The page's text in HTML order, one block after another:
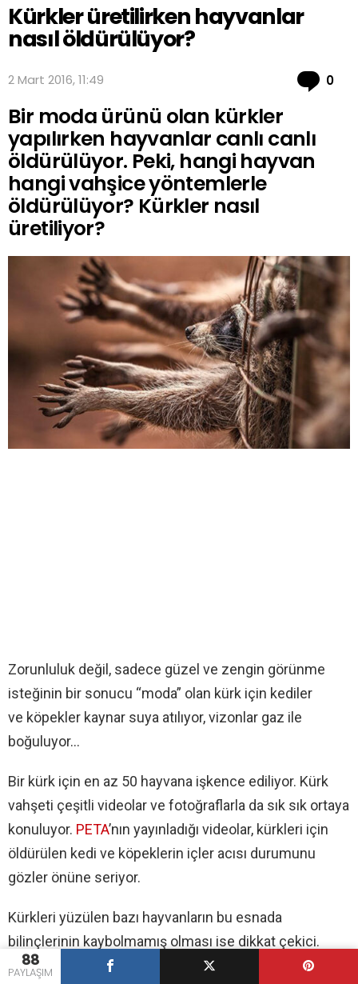
88
PAYLAŞIM
Kürkler üretilirken hayvanlar
nasıl öldürülüyor?
2 Mart 2016, 11:49 0
Bir moda ürünü olan kürkler
yapılırken hayvanlar canlı canlı
öldürülüyor. Peki, hangi hayvan
hangi vahşice yöntemlerle
öldürülüyor? Kürkler nasıl
üretiliyor?
Zorunluluk değil, sadece güzel ve zengin görünme
isteğinin bir sonucu “moda” olan kürk için kediler
ve köpekler kaynar suya atılıyor, vizonlar gaz ile
boğuluyor…
Bir kürk için en az 50 hayvana işkence ediliyor. Kürk
vahşeti çeşitli videolar ve fotoğraflarla da sık sık ortaya
konuluyor. PETA’nın yayınladığı videolar, kürkleri için
öldürülen kedi ve köpeklerin içler acısı durumunu
gözler önüne seriyor.
Kürkleri yüzülen bazı hayvanların bu esnada
bilinçlerinin kaybolmamış olması ise dikkat çekici.